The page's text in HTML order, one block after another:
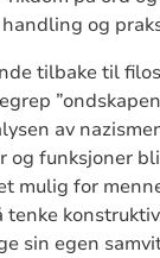
og
tilbake til
av
og funksjoner
mulig for
tenke
sin egen